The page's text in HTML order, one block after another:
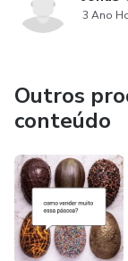
3 Ano
Outros
conteúdo